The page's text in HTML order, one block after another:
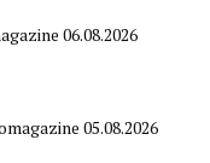
06.08.2026
05.08.2026